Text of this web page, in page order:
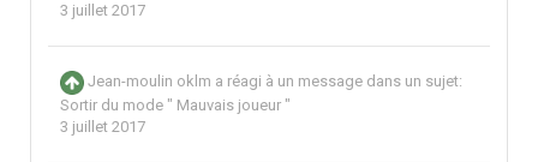
3 juillet 2017
Jean-moulin oklm a réagi à un message dans un sujet:
Sortir du mode " Mauvais joueur "
3 juillet 2017